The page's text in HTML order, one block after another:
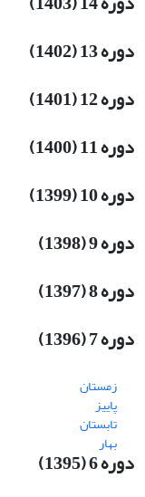
دوره 13 (1402)
دوره 12 (1401)
دوره 11 (1400)
دوره 10 (1399)
دوره 9 (1398)
دوره 8 (1397)
دوره 7 (1396)
زمستان
پاییز
تابستان
بهار
دوره 6 (1395)